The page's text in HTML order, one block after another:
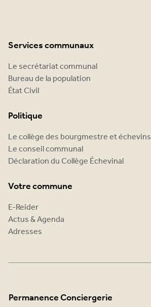
Services communaux
Le secrétariat communal
Bureau de la population
État Civil
Politique
Le collège des bourgmestre et échevins
Le conseil communal
Déclaration du Collège Échevinal
Votre commune
E-Reider
Actus & Agenda
Adresses
Permanence Conciergerie